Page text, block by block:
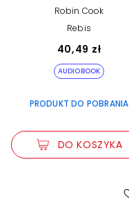
Robin Cook
Rebis
40,49 zł
AUDIOBOOK
PRODUKT DO POBRANIA
DO KOSZYKA